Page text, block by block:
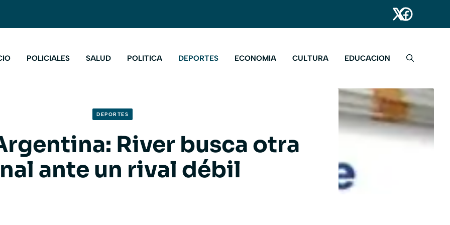
POLICIALES SALUD POLITICA DEPORTES ECONOMIA CULTURA EDUCACION
DEPORTES
River busca otra
ante un rival débil